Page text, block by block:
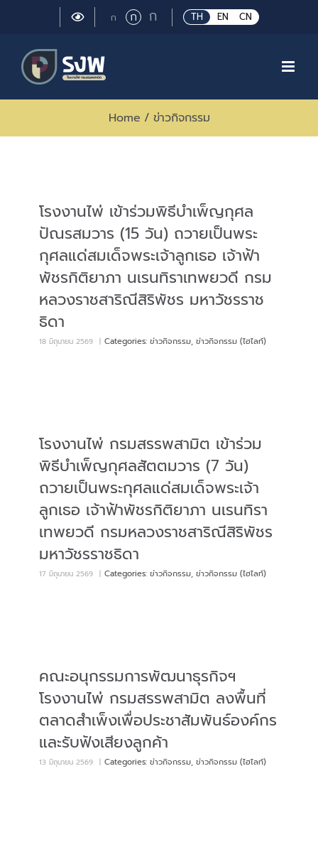
TH EN CN
กSmall
กRegular
font
ก Large
font
Home / ข่าวกิจกรรม
โรงงานไพ่ เข้าร่วมพิธีบำเพ็ญกุศล
ปัณรสมวาร (15 วัน) ถวายเป็นพระ
กุศลแด่สมเด็จพระเจ้าลูกเธอ เจ้าฟ้า
พัชรกิติยาภา นเรนทิราเทพยวดี กรม
หลวงราชสาริณีสิริพัชร มหาวัชรราช
ธิดา
18 มิถุนายน 2569 Categories: ข่าวกิจกรรม, ข่าวกิจกรรม (ไฮไลท์)
โรงงานไพ่ กรมสรรพสามิต เข้าร่วม
พิธีบำเพ็ญกุศลสัตตมวาร (7 วัน)
ถวายเป็นพระกุศลแด่สมเด็จพระเจ้า
ลูกเธอ เจ้าฟ้าพัชรกิติยาภา นเรนทิรา
เทพยวดี กรมหลวงราชสาริณีสิริพัชร
มหาวัชรราชธิดา
17 มิถุนายน 2569 Categories: ข่าวกิจกรรม, ข่าวกิจกรรม (ไฮไลท์)
คณะอนุกรรมการพัฒนาธุรกิจฯ
โรงงานไพ่ กรมสรรพสามิต ลงพื้นที่
ตลาดสำเพ็งเพื่อประชาสัมพันธ์องค์กร
และรับฟังเสียงลูกค้า
13 มิถุนายน 2569 Categories: ข่าวกิจกรรม, ข่าวกิจกรรม (ไฮไลท์)